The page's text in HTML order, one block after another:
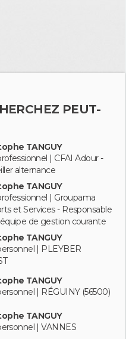
PEUT-
TANGUY
| CFAI Adour -
alternance
TANGUY
| Groupama
et Services - Responsable
de gestion courante
TANGUY
| PLEYBER
TANGUY
| RÉGUINY (56500)
TANGUY
| VANNES